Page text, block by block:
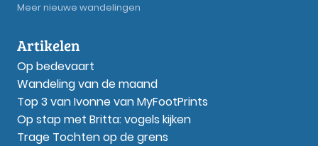
Meer nieuwe wandelingen
Artikelen
Op bedevaart
Wandeling van de maand
Top 3 van Ivonne van MyFootPrints
Op stap met Britta: vogels kijken
Trage Tochten op de grens